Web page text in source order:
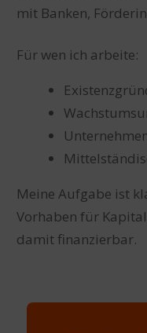
mit Banken,
Für wen ich arbeite:
Meine Aufgabe ist
Vorhaben für
damit finanzierbar.